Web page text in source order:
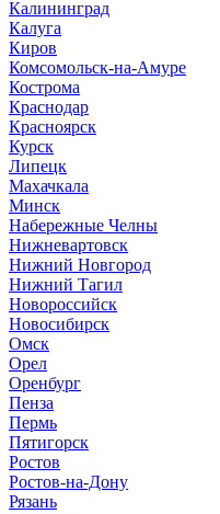
Калининград
Калуга
Киров
Комсомольск-на-Амуре
Кострома
Краснодар
Красноярск
Курск
Липецк
Махачкала
Минск
Набережные Челны
Нижневартовск
Нижний Новгород
Нижний Тагил
Новороссийск
Новосибирск
Омск
Орел
Оренбург
Пенза
Пермь
Пятигорск
Ростов
Ростов-на-Дону
Рязань